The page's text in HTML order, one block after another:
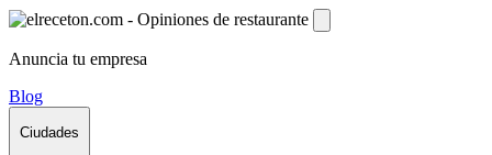
Anuncia tu empresa
Blog
Ciudades